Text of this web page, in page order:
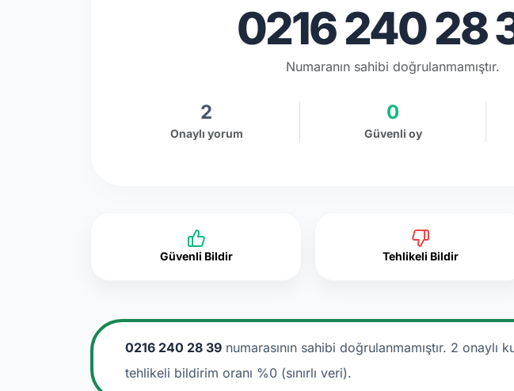
0216 240 28
Numaranın sahibi doğrulanmamıştır.
2
Onaylı yorum
0
Güvenli oy
Güvenli Bildir Tehlikeli Bildir
0216 240 28 39 numarasının sahibi doğrulanmamıştır. 2 onaylı
tehlikeli bildirim oranı %0 (sınırlı veri).